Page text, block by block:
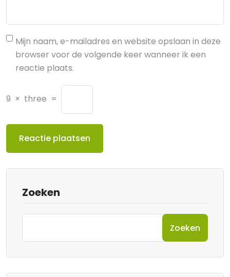
Mijn naam, e-mailadres en website opslaan in deze
browser voor de volgende keer wanneer ik een
reactie plaats.
9 × three =
Zoeken
Zoeken